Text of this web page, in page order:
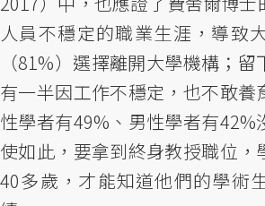
人員不穩定的職業生涯，導致
（81%）選擇離開大學機構；
有一半因工作不穩定，也不敢養
性學者有49%、男性學者有42%
使如此，要拿到終身教授職位，
40多歲，才能知道他們的學術